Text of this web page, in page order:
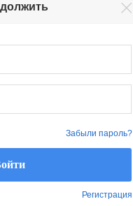
Регистрация
Забыли пароль?